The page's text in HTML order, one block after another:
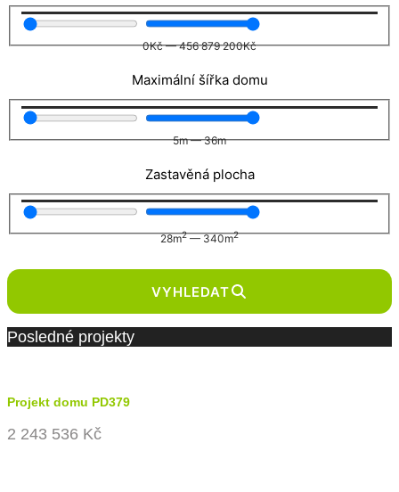
0Kč—456 879 200Kč
Maximální šířka domu
5m—36m
Zastavěná plocha
28m2—340m2
VYHLEDAT
Posledné projekty
Projekt domu PD379
2 243 536 Kč